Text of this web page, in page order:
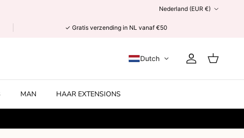
Nederland (EUR €)
✓ Gratis verzending in NL vanaf €50
Dutch AccountWinkelwagen
MAN HAAR EXTENSIONS